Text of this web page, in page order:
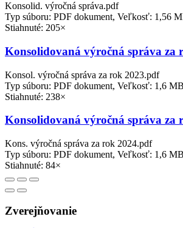
Konsolid. výročná správa.pdf
Typ súboru: PDF dokument, Veľkosť: 1,56
Stiahnuté: 205×
Konsolidovaná výročná správa za
Konsol. výročná správa za rok 2023.pdf
Typ súboru: PDF dokument, Veľkosť: 1,6 MB
Stiahnuté: 238×
Konsolidovaná výročná správa za
Kons. výročná správa za rok 2024.pdf
Typ súboru: PDF dokument, Veľkosť: 1,6 MB
Stiahnuté: 84×
Zverejňovanie